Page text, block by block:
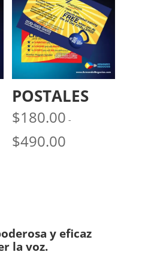
POSTALES
$180.00 -
$490.00
y eficaz
la voz.